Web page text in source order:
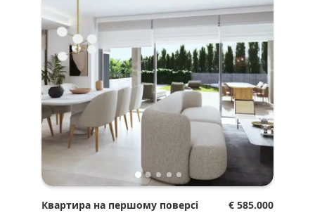
Квартира на першому поверсі
€ 585.000